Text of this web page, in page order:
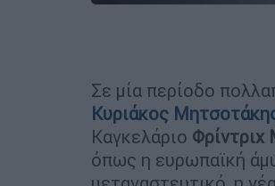
Σε μία περίοδο
Κυριάκος
Καγκελάριo Φρίντριχ
όπως η ευρωπαϊκή